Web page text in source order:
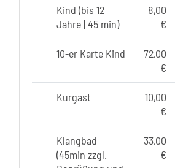
Kind (bis 12
Jahre | 45 min)
8,00
€
10-er Karte Kind
72,00
€
Kurgast
10,00
€
Klangbad
(45min zzgl.
33,00
€